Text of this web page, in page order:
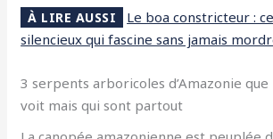
À LIRE AUSSI
Le boa constricteur :
silencieux qui fascine sans jamais
3 serpents arboricoles d’Amazonie
voit mais qui sont partout